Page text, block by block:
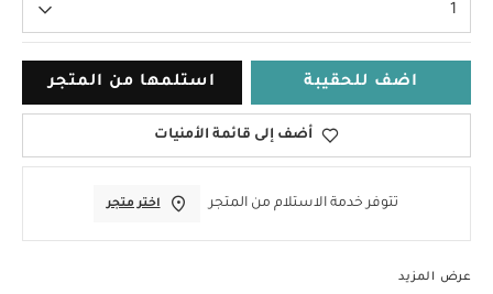
1
اضف للحقيبة استلمها من المتجر
أضف إلى قائمة الأمنيات
تتوفر خدمة الاستلام من المتجر اختر متجر
عرض المزيد